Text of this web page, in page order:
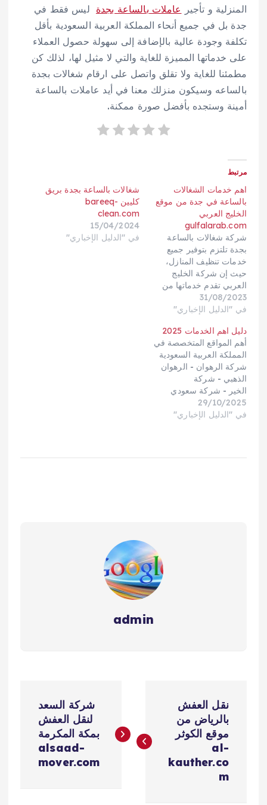
المنزلية و تأجير
عاملات بالساعة بجدة ليس فقط في
جدة بل في جميع أنحاء المملكة العربية السعودية بأقل
تكلفة وجودة عالية بالإضافة إلى سهولة حصول العملاء
على خدماتها المميزة للغاية والتي لا مثيل لها، لذلك كن
مطمئنا للغاية ولا تقلق واتصل على ارقام شغالات بجدة
بالساعه وسيكون منزلك معنا في أيد عاملات بالساعة
أمينة وستجده بأفضل صورة ممكنة.
مرتبط
اهم خدمات الشغالات
بالساعة في جدة من موقع
الخليج العربي
gulfalarab.com
شركة شغالات بالساعة
بجدة تلتزم بتوفير جميع
خدمات تنظيف المنازل،
حيث إن شركة الخليج
العربي تقدم خدماتها من
خلال أيد تملك مؤهلات
وكفاءة عالية وخبرات
الرائدة في مجال تقديم
الخدمات المنزلية و تأجير
خادمات بالساعه ليس فقط
في جدة بل في جميع أنحاء
المملكة العربية السعودية
بأقل تكلفة وجودة عالية
بالإضافة إلى…
31/08/2023
في "الدليل الإخباري"
شغالات بالساعة بجدة بريق
كليين bareeq-
clean.com
15/04/2024
في "الدليل الإخباري"
دليل اهم الخدمات 2025
أهم المواقع المتخصصة في
المملكة العربية السعودية
شركة الرهوان - الرهوان
الذهبي - شركة
الخير - شركة سعودي
كارجو - مؤسسة
السريع - شركة الخليج
الدولي بالإمارات - الفارس
29/10/2025
في "الدليل الإخباري"
admin
ص
نقل العفش
بالرياض من
موقع الكوثر
al-
kauther.co
m
شركة السعد
لنقل العفش
بمكة المكرمة
alsaad-
mover.com